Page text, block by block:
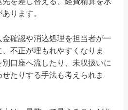
ります。
確認や消込処理を担当者が一
不正が埋もれやすくなりま
口座へ流したり、未収扱いに
たりする手法も考えられま